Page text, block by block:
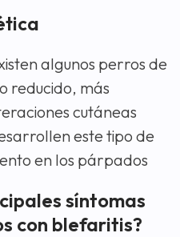
algunos perros de
reducido, más
cutáneas
este tipo de
en los párpados
síntomas
con blefaritis?